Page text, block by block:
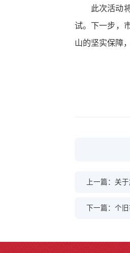
此次活动
试。下一步，
山的坚实保障
上一篇：关
下一篇：个